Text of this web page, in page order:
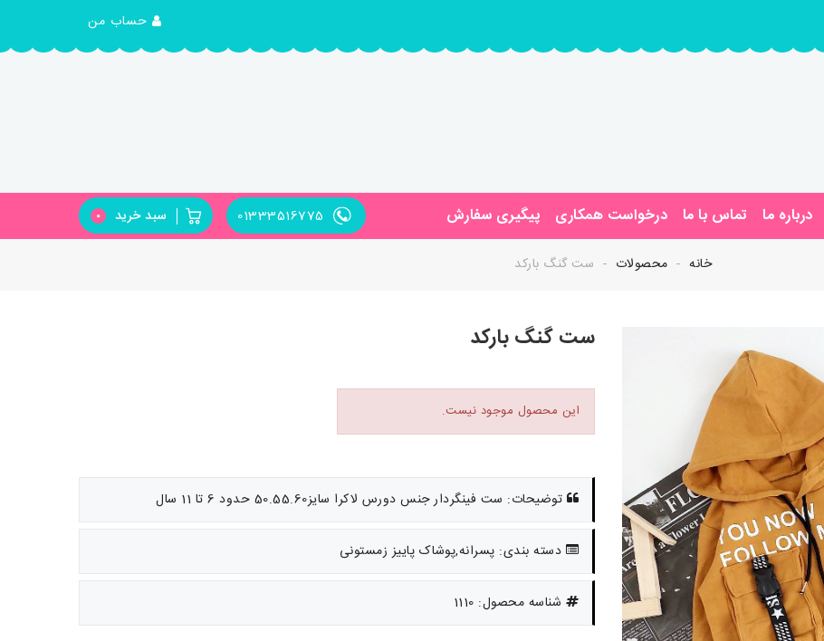
حساب من
درباره ما تماس با ما درخواست همکاری پیگیری سفارش سبد خرید 0 01333516775
خانه محصولات ست گنگ بارکد
ست گنگ بارکد
این محصول موجود نیست.
توضیحات: ست فینگردار جنس دورس لاکرا سایز50.55.60 حدود 6 تا 11 سال
دسته بندی: پسرانه,پوشاک پاییز زمستونی
شناسه محصول: 1110